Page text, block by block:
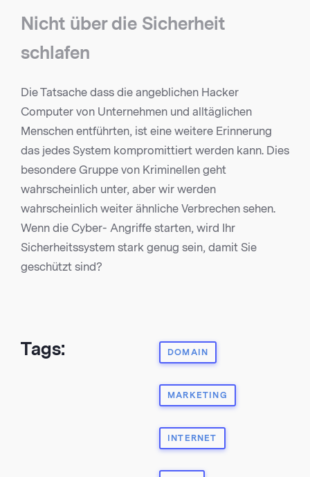
Nicht über die Sicherheit
schlafen
Die Tatsache dass die angeblichen Hacker
Computer von Unternehmen und alltäglichen
Menschen entführten, ist eine weitere Erinnerung
das jedes System kompromittiert werden kann. Dies
besondere Gruppe von Kriminellen geht
wahrscheinlich unter, aber wir werden
wahrscheinlich weiter ähnliche Verbrechen sehen.
Wenn die Cyber- Angriffe starten, wird Ihr
Sicherheitssystem stark genug sein, damit Sie
geschützt sind?
Tags: DOMAIN
MARKETING
INTERNET